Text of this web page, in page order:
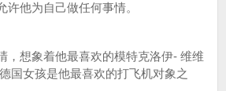
他为自己做任何事情。
，想象着他最喜欢的模特克洛伊- 维维
国女孩是他最喜欢的打飞机对象之